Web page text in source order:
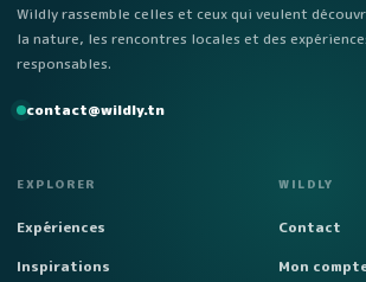
Wildly rassemble celles et ceux qui veulent
la nature, les rencontres locales et des
responsables.
contact@wildly.tn
EXPLORER
Expériences
Inspirations
WILDLY
Contact
Mon